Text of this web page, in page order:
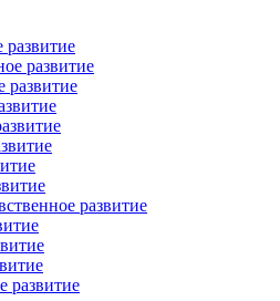
развитие
развитие
развитие
развитие
развитие